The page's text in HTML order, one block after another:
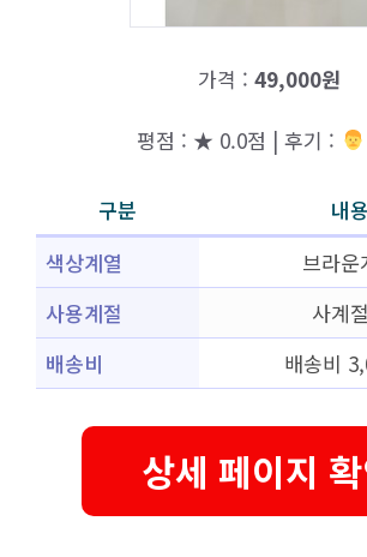
가격 : 49,000원
평점 : ★ 0.0점 | 후기 :
구분
내용
색상계열
브라운
사용계절
사계
배송비
배송비
상세 페이지